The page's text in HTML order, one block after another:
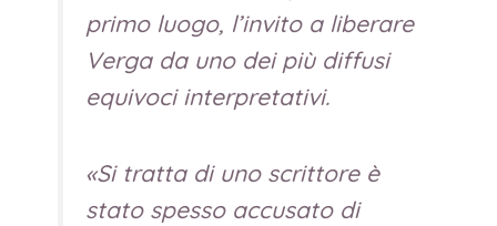
primo luogo, l’invito a liberare
Verga da uno dei più diffusi
equivoci interpretativi.
«Si tratta di uno scrittore è
stato spesso accusato di